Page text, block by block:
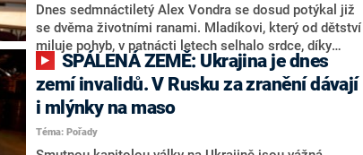
Dnes sedmnáctiletý Alex Vondra se dosud potýkal již
se dvěma životními ranami. Mladíkovi, který od dětství
miluje pohyb, v patnácti letech selhalo srdce, díky
transplantaci však dostal druhou šanci na život.
Později ovšem přišla další rána: přišel o ruku.
Navzdory okolnostem a všemu, čím si za svůj mladý
život již musel projít, se ale nevzdává. Střední
průmyslová škola (SPŠ) Žďár nad Sázavou, kam
zemí invalidů. V Rusku za zranění dávají
i mlýnky na maso
Téma: Pořady